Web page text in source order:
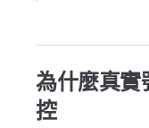
為什麼真
控